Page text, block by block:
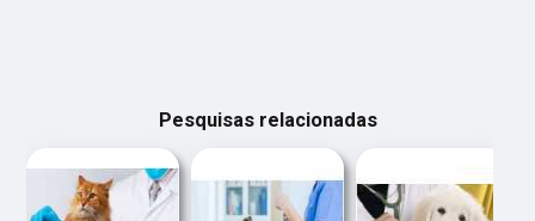
Pesquisas relacionadas